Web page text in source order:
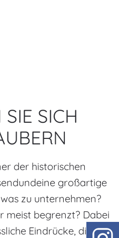
SIE SICH
der historischen
großartige
zu unternehmen?
meist begrenzt? Dabei
Eindrücke, die zu